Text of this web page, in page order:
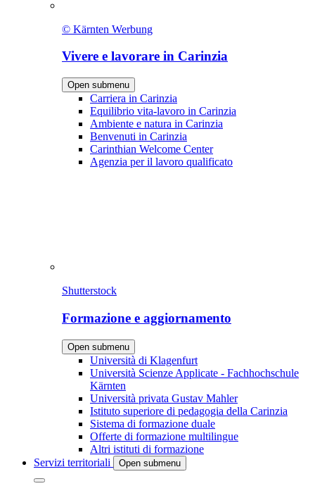
© Kärnten Werbung
Vivere e lavorare in Carinzia
Open submenu
Carriera in Carinzia
Equilibrio vita-lavoro in Carinzia
Ambiente e natura in Carinzia
Benvenuti in Carinzia
Carinthian Welcome Center
Agenzia per il lavoro qualificato
Shutterstock
Formazione e aggiornamento
Open submenu
Università di Klagenfurt
Università Scienze Applicate - Fachhochschule
Kärnten
Università privata Gustav Mahler
Istituto superiore di pedagogia della Carinzia
Sistema di formazione duale
Offerte di formazione multilingue
Altri istituti di formazione
Servizi territoriali
Open submenu